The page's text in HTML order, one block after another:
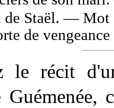
de Staël. — Mot
de
le récit
Guémenée,